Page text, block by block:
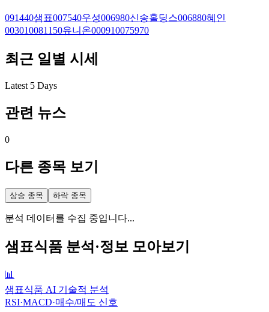
091440샘표007540우성006980신송홀딩스006880혜인
003010081150유니온000910075970
최근 일별 시세
Latest 5 Days
관련 뉴스
0
다른 종목 보기
상승 종목 하락 종목
분석 데이터를 수집 중입니다...
샘표식품 분석·정보 모아보기
📊
샘표식품 AI 기술적 분석
RSI·MACD·매수/매도 신호